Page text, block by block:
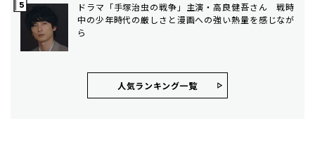
ドラマ「手塚治虫の戦争」主演・高良健吾さん 戦時
中の少年時代の厳しさと漫画への強い熱量を感じなが
ら
人気ランキング⼀覧